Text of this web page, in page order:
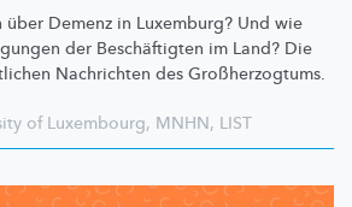
über Demenz in Luxemburg? Und wie
der Beschäftigten im Land? Die
Nachrichten des Großherzogtums.
of Luxembourg, MNHN, LIST